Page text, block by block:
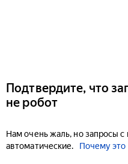
Подтвердите, что
не робот
Нам очень жаль, но запросы
автоматические.
Почему это